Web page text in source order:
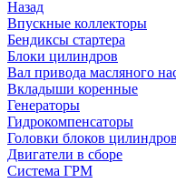
Назад
Впускные коллекторы
Бендиксы стартера
Блоки цилиндров
Вал привода масляного
Вкладыши коренные
Генераторы
Гидрокомпенсаторы
Головки блоков цилиндров
Двигатели в сборе
Система ГРМ